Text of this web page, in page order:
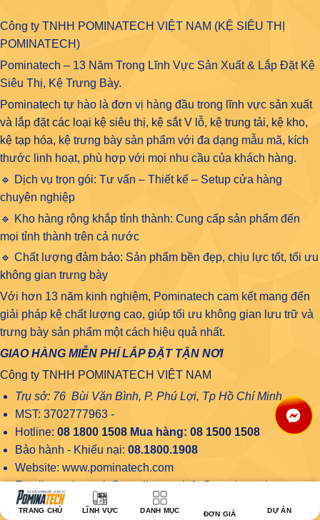
Công ty TNHH POMINATECH VIỆT NAM (KỆ SIÊU THỊ
POMINATECH)
Pominatech – 13 Năm Trong Lĩnh Vực Sản Xuất & Lắp Đặt Kệ
Siêu Thị, Kệ Trưng Bày.
Pominatech tự hào là đơn vị hàng đầu trong lĩnh vực sản xuất
và lắp đặt các loại kệ siêu thị, kệ sắt V lỗ, kệ trung tải, kệ kho,
kệ tạp hóa, kệ trưng bày sản phẩm với đa dạng mẫu mã, kích
thước linh hoạt, phù hợp với mọi nhu cầu của khách hàng.
🔹 Dịch vụ trọn gói: Tư vấn – Thiết kế – Setup cửa hàng
chuyên nghiệp
🔹 Kho hàng rộng khắp tỉnh thành: Cung cấp sản phẩm đến
mọi tỉnh thành trên cả nước
🔹 Chất lượng đảm bảo: Sản phẩm bền đẹp, chịu lực tốt, tối ưu
không gian trưng bày
Với hơn 13 năm kinh nghiệm, Pominatech cam kết mang đến
giải pháp kệ chất lượng cao, giúp tối ưu không gian lưu trữ và
trưng bày sản phẩm một cách hiệu quả nhất.
GIAO HÀNG MIỄN PHÍ LẮP ĐẶT TẬN NƠI
Công ty TNHH POMINATECH VIỆT NAM
Trụ sở: 76 Bùi Văn Bình, P. Phú Lợi, Tp Hồ Chí Minh
MST: 3702777963 -
Hotline: 08 1800 1508Mua hàng: 08 1500 1508
Bảo hành - Khiếu nại: 08.1800.1908
Website: www.pominatech.com
Email: pominatech@gmail.com - info@pominatech.com
TRANG CHỦ LĨNH VỰC DANH MỤC ĐƠN GIÁ DỰ ÁN